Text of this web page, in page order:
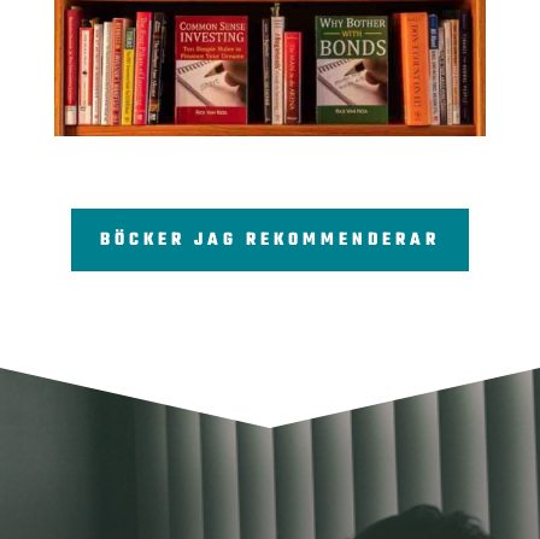
BÖCKER JAG REKOMMENDERAR